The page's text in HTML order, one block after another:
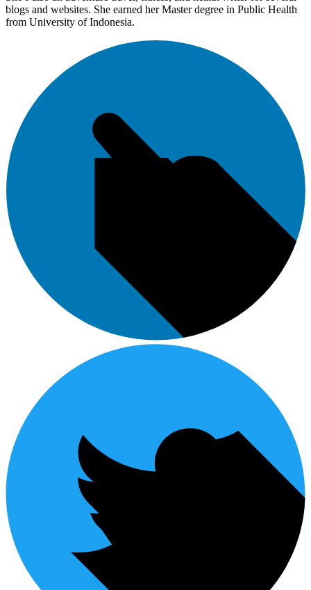
blogs and websites. She earned her Master degree in Public Health
from University of Indonesia.